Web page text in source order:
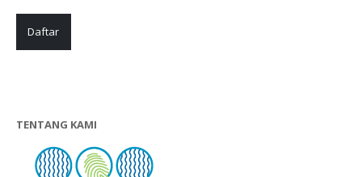
Daftar
TENTANG KAMI